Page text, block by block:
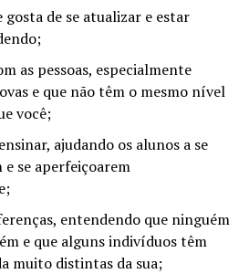
gosta de se atualizar e estar
as pessoas, especialmente
e que não têm o mesmo nível
você;
ajudando os alunos a se
e se aperfeiçoarem
entendendo que ninguém
e que alguns indivíduos têm
muito distintas da sua;